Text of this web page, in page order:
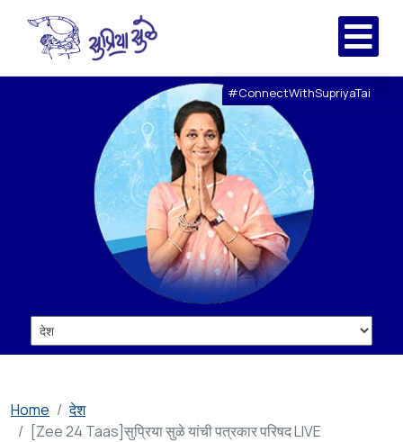
#ConnectWithSupriyaTai
Home
देश
[Zee 24 Taas]सुप्रिया सुळे यांची पत्रकार परिषद LIVE